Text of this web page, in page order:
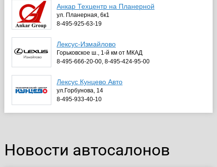
Анкар Техцентр на Планерной
ул. Планерная, 6к1
8-495-925-63-19
Лексус-Измайлово
Горьковское ш., 1-й км от МКАД
8-495-666-20-00, 8-495-424-95-00
Лексус Кунцево Авто
ул.Горбунова, 14
8-495-933-40-10
Новости автосалонов